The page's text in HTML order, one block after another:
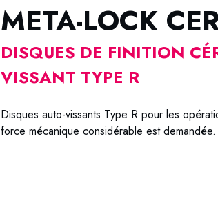
META-LOCK
DISQUES DE FINITION
VISSANT TYPE R
Disques auto-vissants Type R pour les
force mécanique considérable est demandée.